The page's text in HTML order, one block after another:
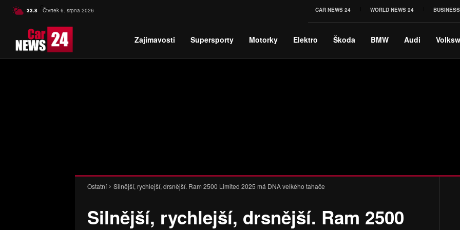
33.8 C Czech
Čtvrtek 6. srpna 2026 CAR NEWS 24 WORLD NEWS 24
Zajímavosti Supersporty Motorky Elektro Škoda BMW Audi
Ostatní Silnější, rychlejší, drsnější. Ram 2500 Limited 2025 má DNA velkého tahače
Silnější, rychlejší, drsnější. Ram 2500